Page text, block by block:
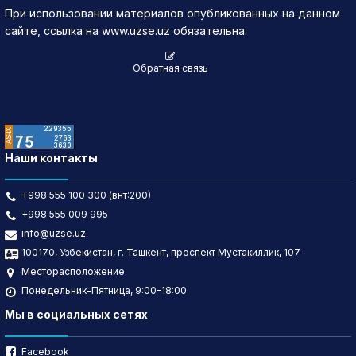
13.07.2026 8.84 ▲ 0.09 85,384
При использовании материалов опубликованных на данном
сайте, ссылка на www.uzse.uz обязательна.
Обратная связь
Наши контакты
+998 555 100 300 (внт:200)
+998 555 009 995
info@uzse.uz
100170, Узбекистан, г. Ташкент, проспект Мустакиллик, 107
Месторасположение
Понедельник-Пятница, 9:00-18:00
Мы в социальных сетях
Facebook